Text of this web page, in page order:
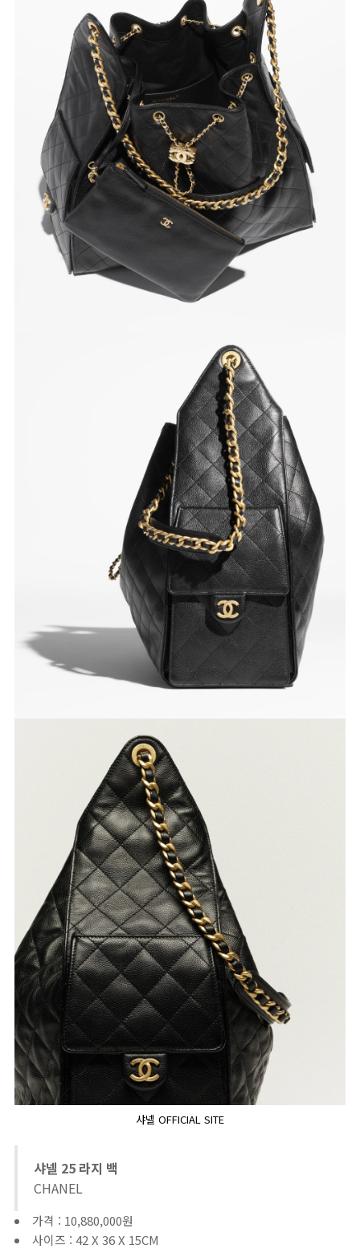
샤넬 OFFICIAL SITE
샤넬 25 라지 백
CHANEL
가격 : 10,880,000원
사이즈 : 42 X 36 X 15CM